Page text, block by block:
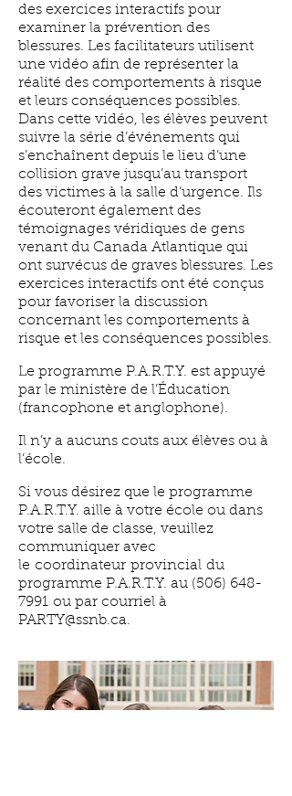
des exercices interactifs pour
examiner la prévention des
blessures. Les facilitateurs utilisent
une vidéo afin de représenter la
réalité des comportements à risque
et leurs conséquences possibles.
Dans cette vidéo, les élèves peuvent
suivre la série d’événements qui
s’enchaînent depuis le lieu d’une
collision grave jusqu’au transport
des victimes à la salle d’urgence. Ils
écouteront également des
témoignages véridiques de gens
venant du Canada Atlantique qui
ont survécus de graves blessures. Les
exercices interactifs ont été conçus
pour favoriser la discussion
concernant les comportements à
risque et les conséquences possibles.
Le programme P.A.R.T.Y. est appuyé
par le ministère de l’Éducation
(francophone et anglophone).
Il n’y a aucuns couts aux élèves ou à
l’école.
Si vous désirez que le programme
P.A.R.T.Y. aille à votre école ou dans
votre salle de classe, veuillez
communiquer avec
le coordinateur provincial du
programme P.A.R.T.Y. au (506) 648-
7991 ou par courriel à
PARTY@ssnb.ca.